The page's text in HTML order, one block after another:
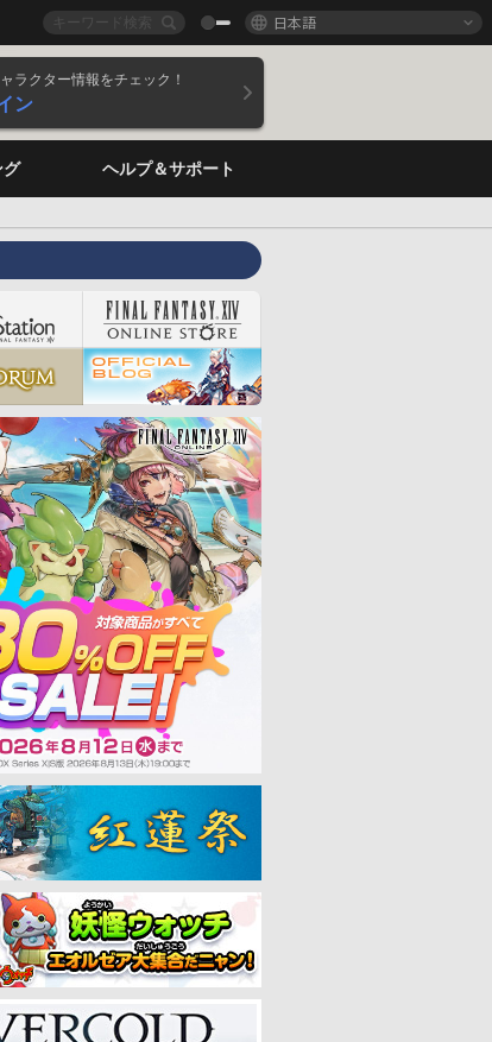
日本語
ラクター情報をチェック！
ン
グ ヘルプ＆サポート